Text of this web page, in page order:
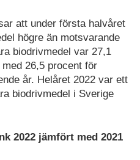
att under första halvåret
högre än motsvarande
biodrivmedel var 27,1
26,5 procent för
år. Helåret 2022 var ett
biodrivmedel i Sverige
2022 jämfört med 2021